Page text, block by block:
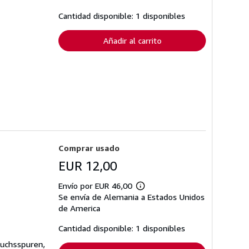
tarifas
de
envío
Cantidad disponible: 1 disponibles
Añadir al carrito
Comprar usado
EUR 12,00
Envío por EUR 46,00
Más
información
tarifas
de
envío
Se envía de Alemania a Estados Unidos
de America
Cantidad disponible: 1 disponibles